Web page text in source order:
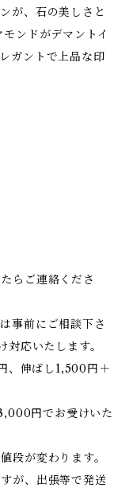
が、石の美しさと
ンドがデマントイ
ガントで上品な印
らご連絡くださ
事前にご相談下さ
応いたします。
、伸ばし1,500円＋
円でお受けいた
段が変わります。
が、出張等で発送